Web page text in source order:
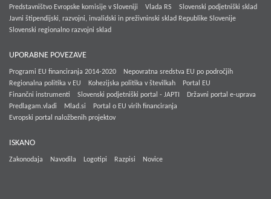
Predstavništvo Evropske komisije v Sloveniji
Vlada RS
Slovenski podjetniški sklad
Javni štipendijski, razvojni, invalidski in preživninski sklad Republike Slovenije
Slovenski regionalno razvojni sklad
UPORABNE POVEZAVE
Programi EU financiranja 2014-2020
Nepovratna sredstva EU po področjih
Regionalna politika v EU
Kohezijska politika v številkah
Portal EU
Finančni instrumenti
Slovenski podjetniški portal - JAPTI
Državni portal e-uprava
Predlagam.vladi
Mlad.si
Portal o EU virih financiranja
Evropski portal naložbenih projektov
ISKANO
Zakonodaja Navodila Logotipi Razpisi Novice